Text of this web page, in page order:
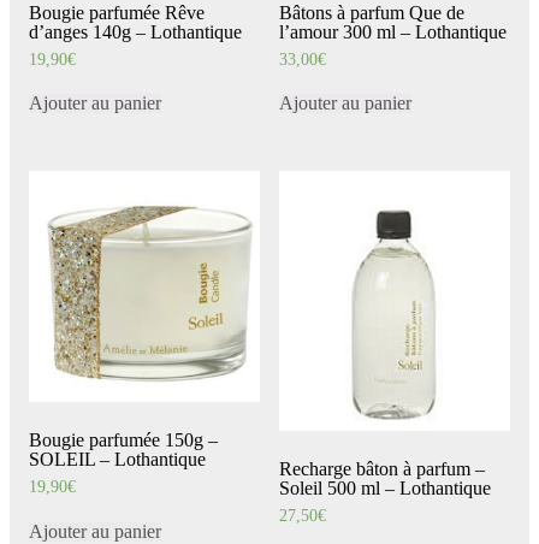
Bougie parfumée Rêve
d’anges 140g – Lothantique
19,90€
Ajouter au panier
Bâtons à parfum Que de
l’amour 300 ml – Lothantique
33,00€
Ajouter au panier
Bougie parfumée 150g –
SOLEIL – Lothantique
19,90€
Ajouter au panier
Recharge bâton à parfum –
Soleil 500 ml – Lothantique
27,50€